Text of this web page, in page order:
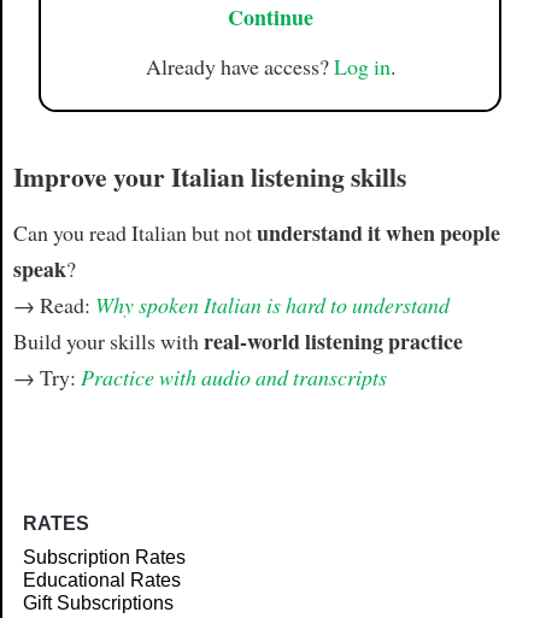
Continue
Already have access?Log in.
Improve your Italian listening skills
Can you read Italian but notunderstand it when people
speak?
→ Read: Why spoken Italian is hard to understand
Build your skills withreal-world listening practice
→ Try: Practice with audio and transcripts
RATES
Subscription Rates
Educational Rates
Gift Subscriptions